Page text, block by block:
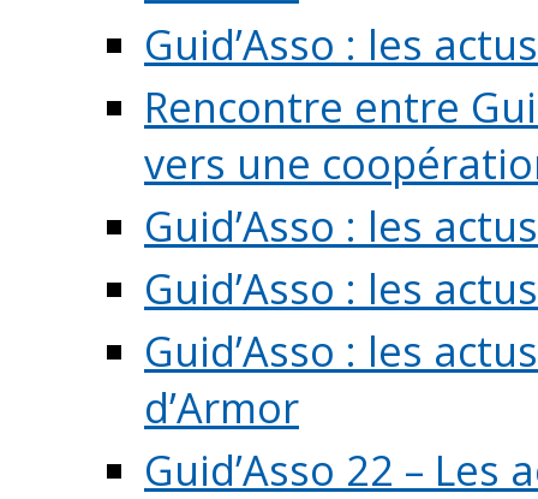
Guid’Asso : les
Rencontre entre
vers une
Guid’Asso : les
Guid’Asso : les
Guid’Asso : les
d’Armor
Guid’Asso 22 – Les